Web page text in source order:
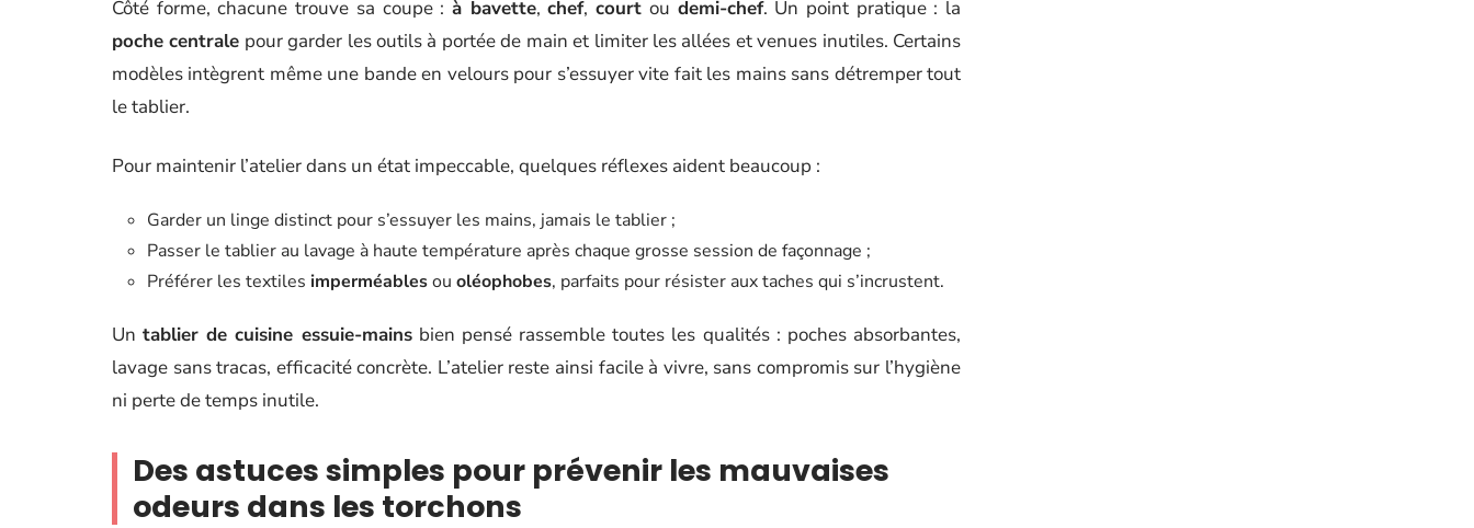
Côté forme, chacune trouve sa coupe : à bavette,chef,court ou demi-chef. Un point pratique : la
poche centrale pour garder les outils à portée de main et limiter les allées et venues inutiles. Certains
modèles intègrent même une bande en velours pour s’essuyer vite fait les mains sans détremper tout
le tablier.
Pour maintenir l’atelier dans un état impeccable, quelques réflexes aident beaucoup :
Garder un linge distinct pour s’essuyer les mains, jamais le tablier ;
Passer le tablier au lavage à haute température après chaque grosse session de façonnage ;
Préférer les textiles imperméablesou oléophobes, parfaits pour résister aux taches qui s’incrustent.
Untablier de cuisine essuie-mainsbien pensé rassemble toutes les qualités : poches absorbantes,
lavage sans tracas, efficacité concrète. L’atelier reste ainsi facile à vivre, sans compromis sur l’hygiène
ni perte de temps inutile.
Des astuces simples pour prévenir les mauvaises
odeurs dans les torchons